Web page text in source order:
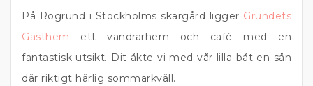
På Rögrund i Stockholms skärgård ligger Grundets
Gästhem ett vandrarhem och café med en
fantastisk utsikt. Dit åkte vi med vår lilla båt en sån
där riktigt härlig sommarkväll.